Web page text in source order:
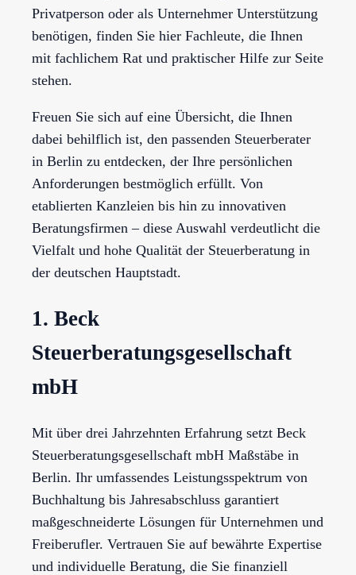
Privatperson oder als Unternehmer Unterstützung
benötigen, finden Sie hier Fachleute, die Ihnen
mit fachlichem Rat und praktischer Hilfe zur Seite
stehen.
Freuen Sie sich auf eine Übersicht, die Ihnen
dabei behilflich ist, den passenden Steuerberater
in Berlin zu entdecken, der Ihre persönlichen
Anforderungen bestmöglich erfüllt. Von
etablierten Kanzleien bis hin zu innovativen
Beratungsfirmen – diese Auswahl verdeutlicht die
Vielfalt und hohe Qualität der Steuerberatung in
der deutschen Hauptstadt.
1. Beck
Steuerberatungsgesellschaft
mbH
Mit über drei Jahrzehnten Erfahrung setzt Beck
Steuerberatungsgesellschaft mbH Maßstäbe in
Berlin. Ihr umfassendes Leistungsspektrum von
Buchhaltung bis Jahresabschluss garantiert
maßgeschneiderte Lösungen für Unternehmen und
Freiberufler. Vertrauen Sie auf bewährte Expertise
und individuelle Beratung, die Sie finanziell